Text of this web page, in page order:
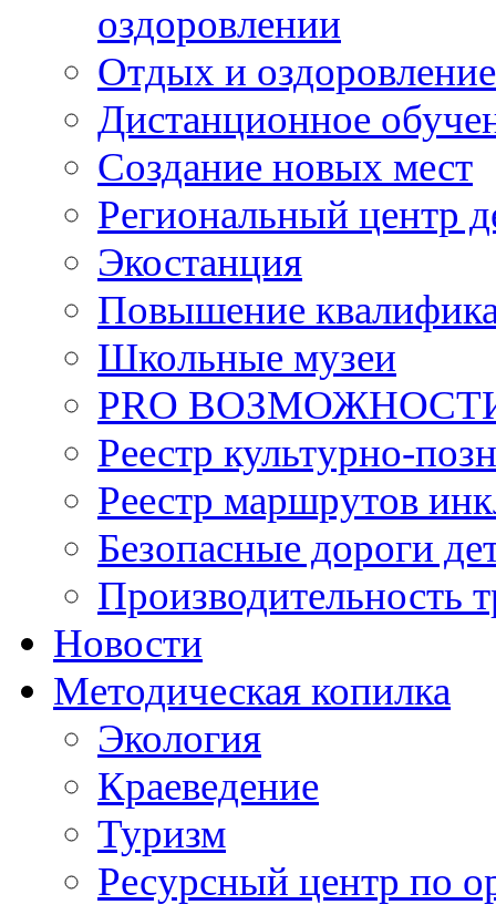
оздоровлении
Отдых и
Дистанционное
Создание новых мест
Региональный центр
Экостанция
Повышение
Школьные музеи
PRO
Реестр культурно-
Реестр маршрутов
Безопасные дороги
Производительность
Новости
Методическая копилка
Экология
Краеведение
Туризм
Ресурсный центр по